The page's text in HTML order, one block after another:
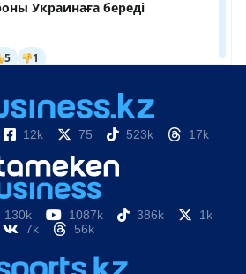
12k 75 523k 17k
130k 1087k 386k
1k
7k
56k